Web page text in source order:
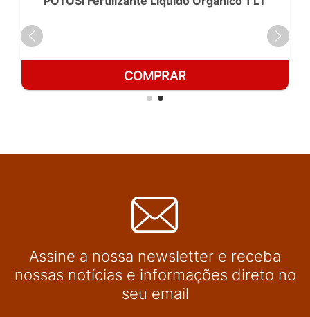
COMPRAR
Assine a nossa newsletter e receba
nossas notícias e informações direto no
seu email